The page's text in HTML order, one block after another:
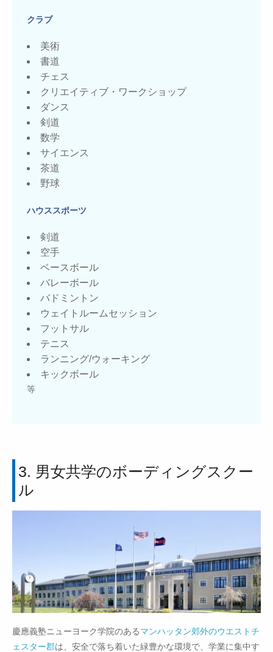
クラブ
美術
書道
チェス
クリエイティブ・ワークショップ
ダンス
剣道
数学
サイエンス
茶道
野球
ハウススポーツ
剣道
空手
ベースボール
バレーボール
バドミントン
ウェイトルームセッション
フットサル
テニス
ランニング/ウォーキング
キックボール
等
3. 男女共学のボーディングスクー
ル
慶應義塾ニューヨーク学院のあるマンハッタン郊外のウエストチ
ェスター郡は、安全で落ち着いた緑豊かな環境で、学業に集中す